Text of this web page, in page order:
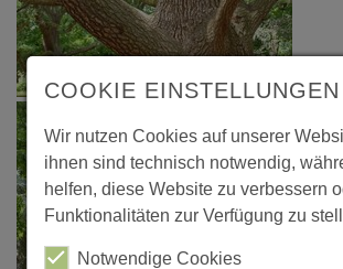
COOKIE EINSTELLUNGEN
Wir nutzen Cookies auf unserer
ihnen sind technisch notwendig,
helfen, diese Website zu verbessern
Funktionalitäten zur Verfügung zu
Notwendige Cookies